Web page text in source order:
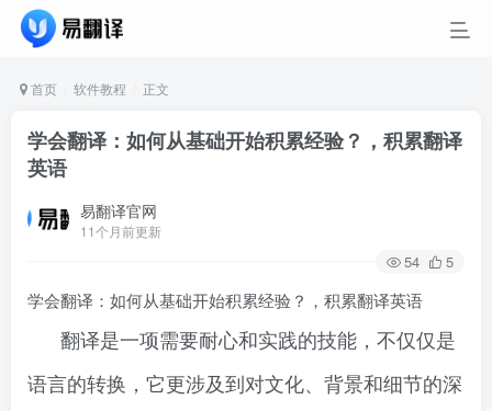
首页 软件教程 正文
学会翻译：如何从基础开始积累经验？，积累翻译
英语
易翻译官网
11个月前更新
54 5
学会翻译：如何从基础开始积累经验？，积累翻译英语
翻译是一项需要耐心和实践的技能，不仅仅是
语言的转换，它更涉及到对文化、背景和细节的深